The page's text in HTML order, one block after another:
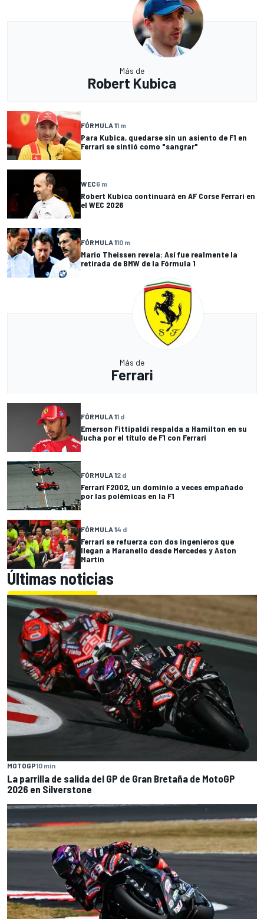
Más de
Robert Kubica
FÓRMULA 11 m
Para Kubica, quedarse sin un asiento de F1 en
Ferrari se sintió como "sangrar"
WEC6 m
Robert Kubica continuará en AF Corse Ferrari en
el WEC 2026
FÓRMULA 110 m
Mario Theissen revela: Así fue realmente la
retirada de BMW de la Fórmula 1
Más de
Ferrari
FÓRMULA 11 d
Emerson Fittipaldi respalda a Hamilton en su
lucha por el título de F1 con Ferrari
FÓRMULA 12 d
Ferrari F2002, un dominio a veces empañado
por las polémicas en la F1
FÓRMULA 14 d
Ferrari se refuerza con dos ingenieros que
llegan a Maranello desde Mercedes y Aston
Martin
Últimas noticias
MOTOGP10 min
La parrilla de salida del GP de Gran Bretaña de MotoGP
2026 en Silverstone